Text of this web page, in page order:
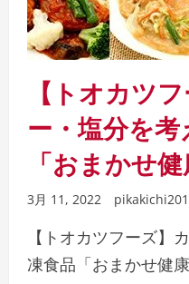
【トオカツ
ー・塩分を
「おまかせ健
3月 11, 2022
【トオカツフーズ】
凍食品「おまかせ健康